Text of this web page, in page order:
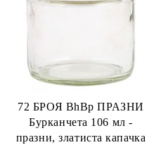
72 БРОЯ BhBp ПРАЗНИ
Бурканчета 106 мл -
празни, златиста капачка